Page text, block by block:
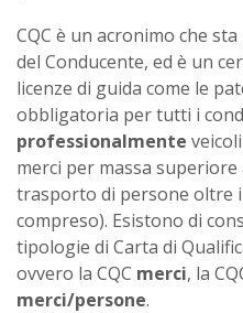
CQC è un acronimo che
del Conducente, ed è un
licenze di guida come le
obbligatoria per tutti i
professionalmente
merci per massa superiore
trasporto di persone oltre
compreso). Esistono di
tipologie di Carta di
ovvero la CQC merci, la
merci/persone.